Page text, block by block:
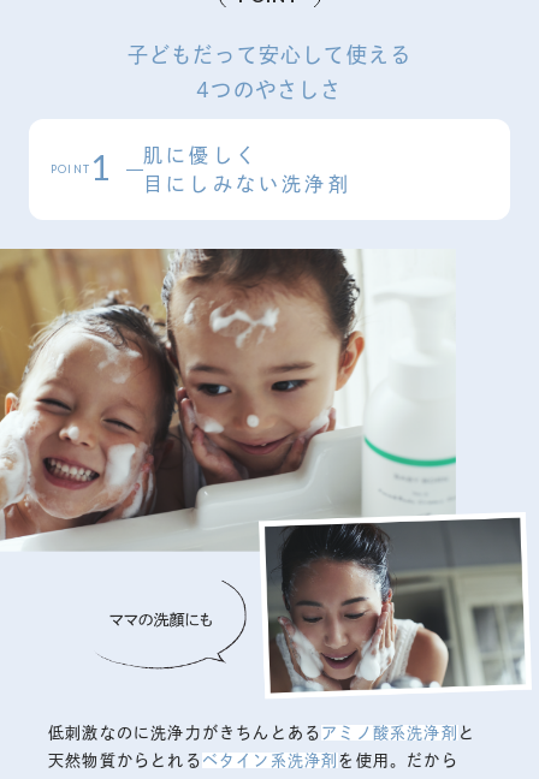
子どもだって安心して使える
4つのやさしさ
POINT 1
肌に優しく
目にしみない洗浄剤
低刺激なのに洗浄力がきちんとある アミノ酸系洗浄剤 と
天然物質からとれる ベタイン系洗浄剤 を使用。だから